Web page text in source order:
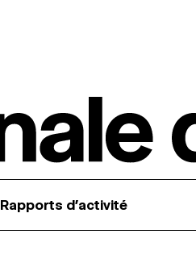
Rapports d’activité